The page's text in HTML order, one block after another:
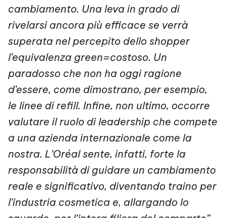
cambiamento. Una leva in grado di
rivelarsi ancora più efficace se verrà
superata nel percepito dello shopper
l’equivalenza green=costoso. Un
paradosso che non ha oggi ragione
d’essere, come dimostrano, per esempio,
le linee di refill. Infine, non ultimo, occorre
valutare il ruolo di leadership che compete
a una azienda internazionale come la
nostra. L’Oréal sente, infatti, forte la
responsabilità di guidare un cambiamento
reale e significativo, diventando traino per
l’industria cosmetica e, allargando lo